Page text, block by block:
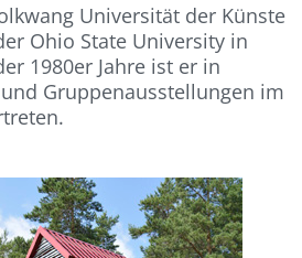
Universität der Künste
Ohio State University in
1980er Jahre ist er in
Gruppenausstellungen im